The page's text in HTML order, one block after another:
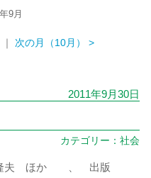
9月
｜ 次の月（10月） >
2011年9月30日
カテゴリー： 社会
夫 ほか 、 出版